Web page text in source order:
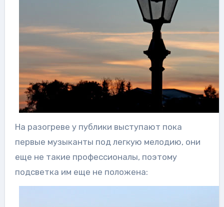
На разогреве у публики выступают пока
первые музыканты под легкую мелодию, они
еще не такие профессионалы, поэтому
подсветка им еще не положена: